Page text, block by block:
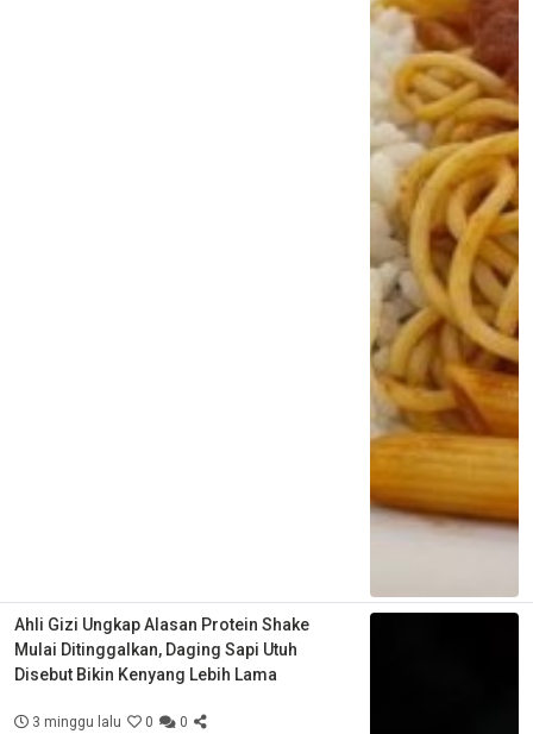
Ahli Gizi Ungkap Alasan Protein Shake
Mulai Ditinggalkan, Daging Sapi Utuh
Disebut Bikin Kenyang Lebih Lama
3 minggu lalu 0 0